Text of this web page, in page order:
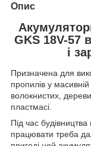
Опис
GKS 18V-57
і
Призначена для
пропилів у
волокнистих,
пластмасі.
Під час
працювати треба